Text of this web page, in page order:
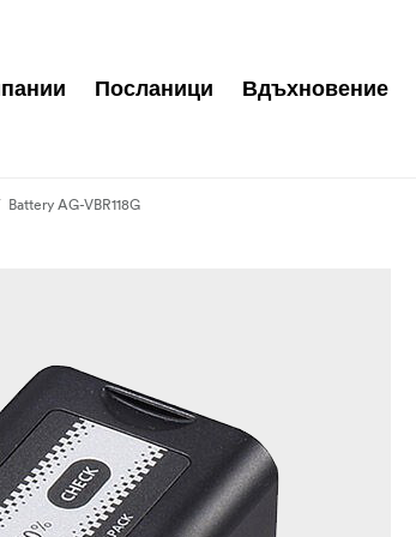
Посланици Вдъхновение
Battery AG-VBR118G